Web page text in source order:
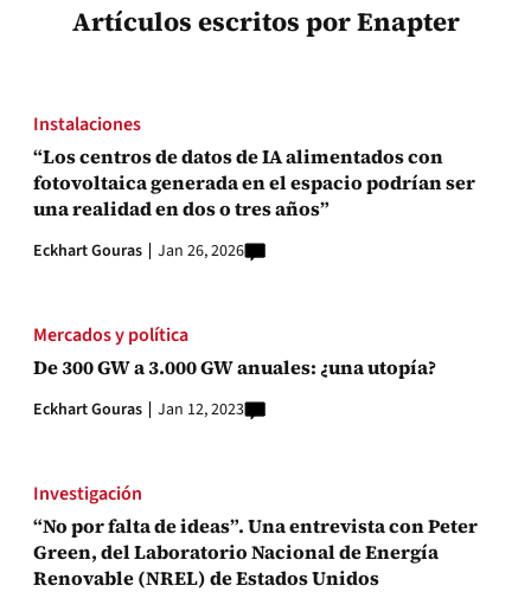
Artículos escritos por Enapter
Instalaciones
“Los centros de datos de IA alimentados con
fotovoltaica generada en el espacio podrían ser
una realidad en dos o tres años”
Eckhart Gouras Jan 26, 2026
Mercados y política
De 300 GW a 3.000 GW anuales: ¿una utopía?
Eckhart Gouras Jan 12, 2023
Investigación
“No por falta de ideas”. Una entrevista con Peter
Green, del Laboratorio Nacional de Energía
Renovable (NREL) de Estados Unidos